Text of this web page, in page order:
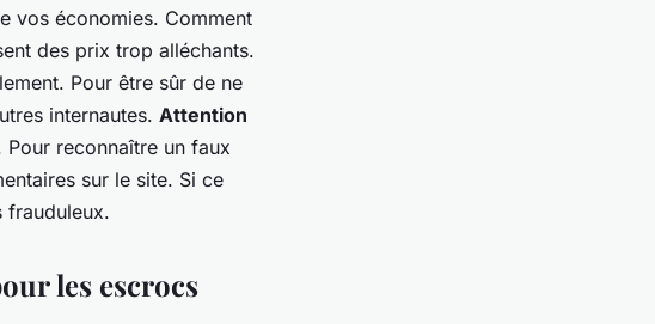
vos économies. Comment
des prix trop alléchants.
Pour être sûr de ne
internautes. Attention
reconnaître un faux
sur le site. Si ce
frauduleux.
les escrocs